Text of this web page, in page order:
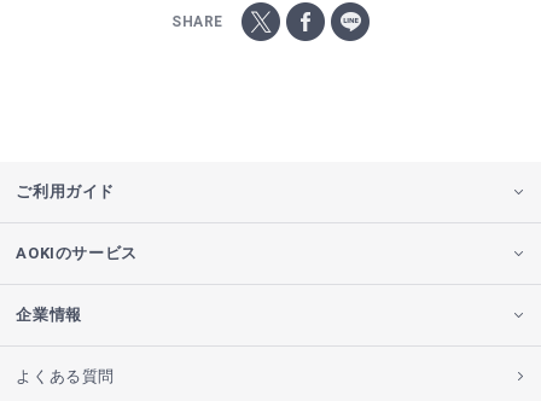
SHARE
ご利用ガイド
AOKIのサービス
企業情報
よくある質問